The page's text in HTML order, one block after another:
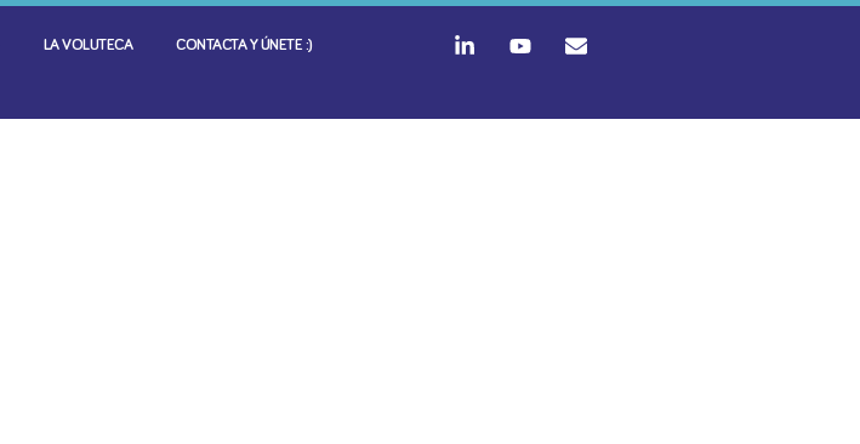
LA VOLUTECA CONTACTA Y ÚNETE :)